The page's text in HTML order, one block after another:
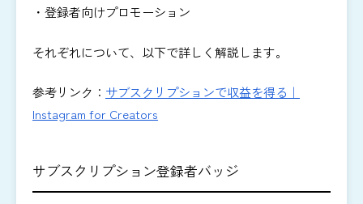
・登録者向けプロモーション
それぞれについて、以下で詳しく解説します。
参考リンク： サブスクリプションで収益を得る｜
Instagram for Creators
サブスクリプション登録者バッジ